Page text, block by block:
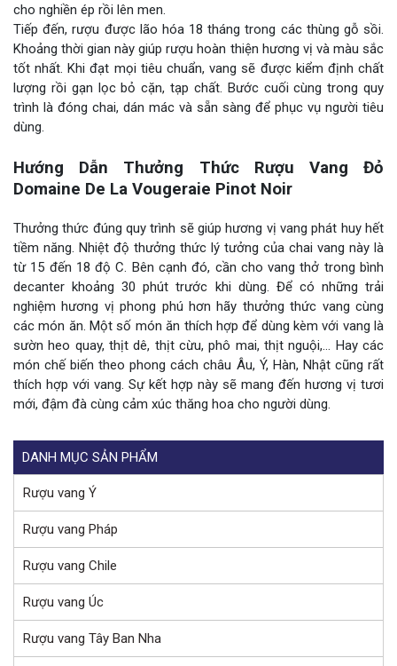
cho nghiền ép rồi lên men.
Tiếp đến, rượu được lão hóa 18 tháng trong các thùng gỗ sồi.
Khoảng thời gian này giúp rượu hoàn thiện hương vị và màu sắc
tốt nhất. Khi đạt mọi tiêu chuẩn, vang sẽ được kiểm định chất
lượng rồi gạn lọc bỏ cặn, tạp chất. Bước cuối cùng trong quy
trình là đóng chai, dán mác và sẵn sàng để phục vụ người tiêu
dùng.
Hướng Dẫn Thưởng Thức Rượu Vang Đỏ
Domaine De La Vougeraie Pinot Noir
Thưởng thức đúng quy trình sẽ giúp hương vị vang phát huy hết
tiềm năng. Nhiệt độ thưởng thức lý tưởng của chai vang này là
từ 15 đến 18 độ C. Bên cạnh đó, cần cho vang thở trong bình
decanter khoảng 30 phút trước khi dùng. Để có những trải
nghiệm hương vị phong phú hơn hãy thưởng thức vang cùng
các món ăn. Một số món ăn thích hợp để dùng kèm với vang là
sườn heo quay, thịt dê, thịt cừu, phô mai, thịt nguội,… Hay các
món chế biến theo phong cách châu Âu, Ý, Hàn, Nhật cũng rất
thích hợp với vang. Sự kết hợp này sẽ mang đến hương vị tươi
mới, đậm đà cùng cảm xúc thăng hoa cho người dùng.
DANH MỤC SẢN PHẨM
Rượu vang Ý
Rượu vang Pháp
Rượu vang Chile
Rượu vang Úc
Rượu vang Tây Ban Nha